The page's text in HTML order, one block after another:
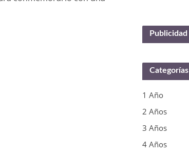
Publicidad
Categorías
1 Año
2 Años
3 Años
4 Años